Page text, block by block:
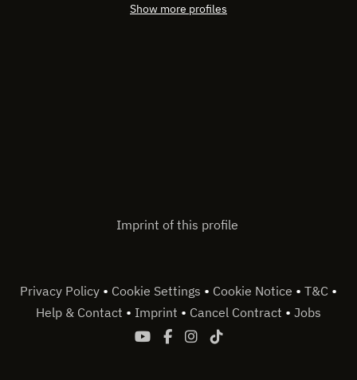
Show more profiles
Imprint of this profile
Privacy Policy • Cookie Settings • Cookie Notice • T&C •
Help & Contact • Imprint • Cancel Contract • Jobs